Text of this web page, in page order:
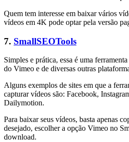
Quem tem interesse em baixar vários
vídeos em 4K pode optar pela versão
7. SmallSEOTools
Simples e prática, essa é uma
do Vimeo e de diversas outras
Alguns exemplos de sites em que a
capturar vídeos são: Facebook,
Dailymotion.
Para baixar seus vídeos, basta apenas
desejado, escolher a opção Vimeo no
download.